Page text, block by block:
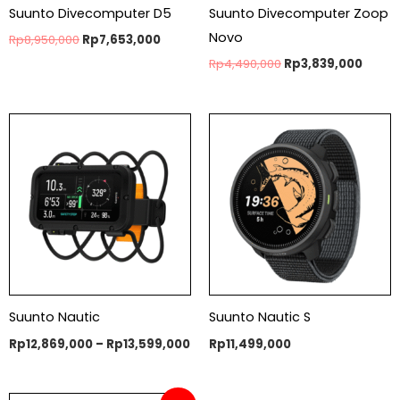
Suunto Divecomputer D5
Rp8,950,000 Rp7,653,000
Suunto Divecomputer Zoop
Novo
Rp4,490,000 Rp3,839,000
Suunto Nautic
Rp12,869,000 – Rp13,599,000
Price
Rp12,869,000
through
Rp13,599,000
Suunto Nautic S
Rp11,499,000